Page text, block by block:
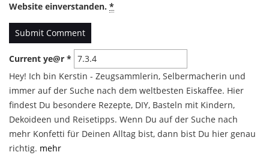
Website einverstanden. *
Current ye@r *
Hey! Ich bin Kerstin - Zeugsammlerin, Selbermacherin und
immer auf der Suche nach dem weltbesten Eiskaffee. Hier
findest Du besondere Rezepte, DIY, Basteln mit Kindern,
Dekoideen und Reisetipps. Wenn Du auf der Suche nach
mehr Konfetti für Deinen Alltag bist, dann bist Du hier genau
richtig. mehr